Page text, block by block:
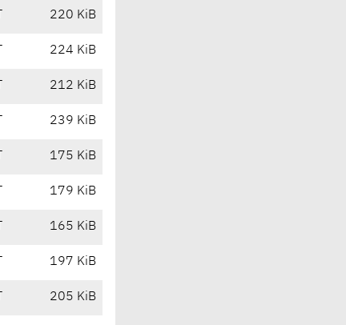
220 KiB
224 KiB
212 KiB
239 KiB
175 KiB
179 KiB
165 KiB
197 KiB
205 KiB